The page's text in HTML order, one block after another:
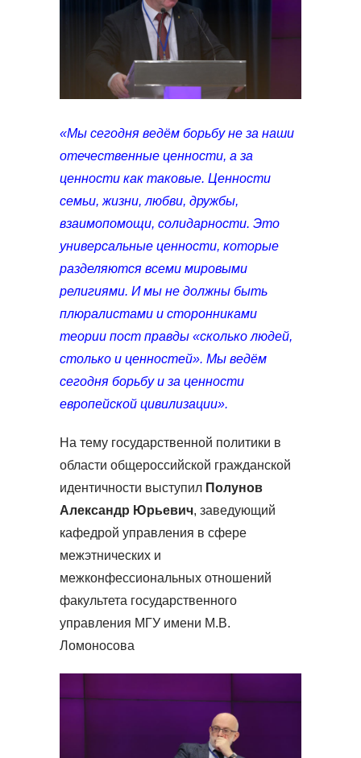
«Мы сегодня ведём борьбу не за наши
отечественные ценности, а за
ценности как таковые. Ценности
семьи, жизни, любви, дружбы,
взаимопомощи, солидарности. Это
универсальные ценности, которые
разделяются всеми мировыми
религиями. И мы не должны быть
плюралистами и сторонниками
теории пост правды «сколько людей,
столько и ценностей». Мы ведём
сегодня борьбу и за ценности
европейской цивилизации».
На тему государственной политики в
области общероссийской гражданской
идентичности выступил Полунов
Александр Юрьевич, заведующий
кафедрой управления в сфере
межэтнических и
межконфессиональных отношений
факультета государственного
управления МГУ имени М.В.
Ломоносова